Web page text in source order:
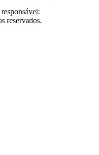
reservados.